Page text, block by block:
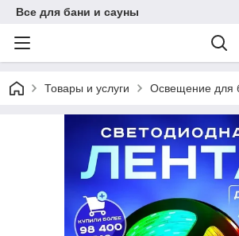
Все для бани и сауны
Товары и услуги Освещение для